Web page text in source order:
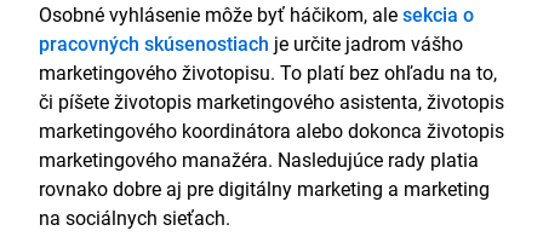
Osobné vyhlásenie môže byť háčikom, alesekcia o
pracovných skúsenostiach je určite jadrom vášho
marketingového životopisu. To platí bez ohľadu na to,
či píšete životopis marketingového asistenta, životopis
marketingového koordinátora alebo dokonca životopis
marketingového manažéra. Nasledujúce rady platia
rovnako dobre aj pre digitálny marketing a marketing
na sociálnych sieťach.